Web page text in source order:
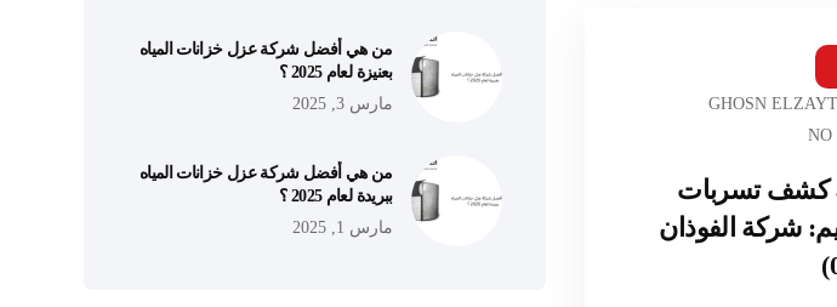
GHOSN
NO
كشف تسربات
شركة الفوذان
من هي أفضل شركة عزل خزانات المياه
بعنيزة لعام 2025 ؟
مارس 3, 2025
من هي أفضل شركة عزل خزانات المياه
ببريدة لعام 2025 ؟
مارس 1, 2025